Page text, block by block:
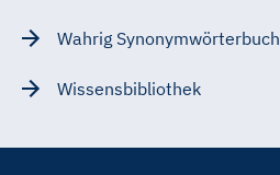
Wahrig Synonymwörterbuch
Wissensbibliothek